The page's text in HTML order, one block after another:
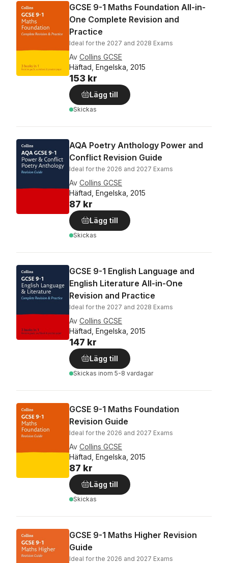
GCSE 9-1 Maths Foundation All-in-
One Complete Revision and
Practice
Ideal for the 2027 and 2028 Exams
Av Collins GCSE
Häftad, Engelska, 2015
153 kr
Lägg till
Skickas
AQA Poetry Anthology Power and
Conflict Revision Guide
Ideal for the 2026 and 2027 Exams
Av Collins GCSE
Häftad, Engelska, 2015
87 kr
Lägg till
Skickas
GCSE 9-1 English Language and
English Literature All-in-One
Revision and Practice
Ideal for the 2027 and 2028 Exams
Av Collins GCSE
Häftad, Engelska, 2015
147 kr
Lägg till
Skickas inom 5-8 vardagar
GCSE 9-1 Maths Foundation
Revision Guide
Ideal for the 2026 and 2027 Exams
Av Collins GCSE
Häftad, Engelska, 2015
87 kr
Lägg till
Skickas
GCSE 9-1 Maths Higher Revision
Guide
Ideal for the 2026 and 2027 Exams